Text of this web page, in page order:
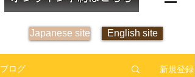
Japanese site English site
ブログ 新規登録